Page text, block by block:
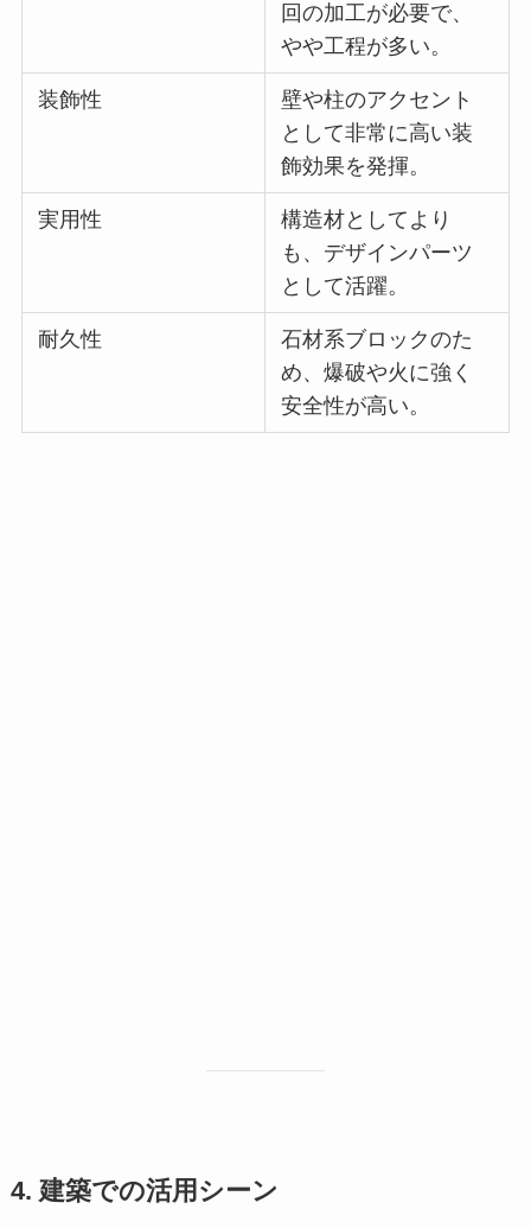
回の加工が必要で、
やや工程が多い。
装飾性
壁や柱のアクセント
として非常に高い装
飾効果を発揮。
実用性
構造材としてより
も、デザインパーツ
として活躍。
耐久性
石材系ブロックのた
め、爆破や火に強く
安全性が高い。
4. 建築での活用シーン